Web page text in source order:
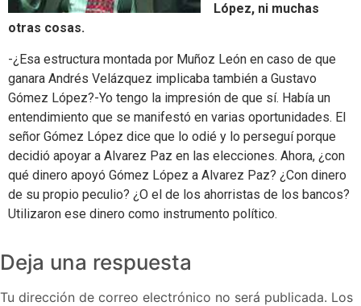
López, ni muchas
otras cosas.
-¿Esa estructura montada por Muñoz León en caso de que
ganara Andrés Velázquez implicaba también a Gustavo
Gómez López?-Yo tengo la impresión de que sí. Había un
entendimiento que se manifestó en varias oportunidades. El
señor Gómez López dice que lo odié y lo perseguí porque
decidió apoyar a Alvarez Paz en las elecciones. Ahora, ¿con
qué dinero apoyó Gómez López a Alvarez Paz? ¿Con dinero
de su propio peculio? ¿O el de los ahorristas de los bancos?
Utilizaron ese dinero como instrumento político.
Deja una respuesta
Tu dirección de correo electrónico no será publicada. Los